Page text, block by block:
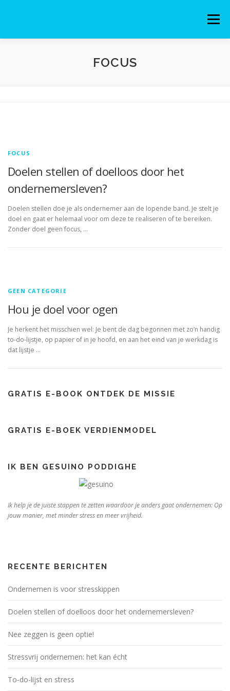
Menu
ONDERNEMEN KUN JE LEREN
ONDERNEMENDE STATUSHOUDERS
FOCUS
FOCUS
Doelen stellen of doelloos door het
ondernemersleven?
Doelen stellen doe je als ondernemer aan de lopende band. Je stelt je
doel en gaat er helemaal voor om deze te realiseren of te bereiken.
Zonder doel geen focus, …
GEEN CATEGORIE
Hou je doel voor ogen
Je herkent het misschien wel: Je bent de dag begonnen met zo’n handig
to-do-lijstje, op papier of in je hoofd, en aan het eind van je werkdag is
dat lijstje …
GRATIS E-BOOK ONTDEK DE MISSIE
GRATIS E-BOEK VERDIENMODEL
IK BEN GESUINO PODDIGHE
Ik help je de juiste stappen te zetten waardoor je anders gaat ondernemen: Op
jouw manier, met minder stress en meer vrijheid.
RECENTE BERICHTEN
Ondernemen is voor stresskippen
Doelen stellen of doelloos door het ondernemersleven?
Nee zeggen is geen optie!
Stressvrij ondernemen: het kan écht
To-do-lijst en stress